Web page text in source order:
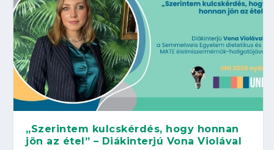
„Szerintem kulcskérdés, hogy honnan
jön az étel” – Diákinterjú Vona Violával